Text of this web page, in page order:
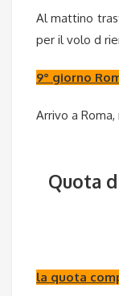
Al mattino
per il volo d
9° giorno
Arrivo a
Quota
la quota